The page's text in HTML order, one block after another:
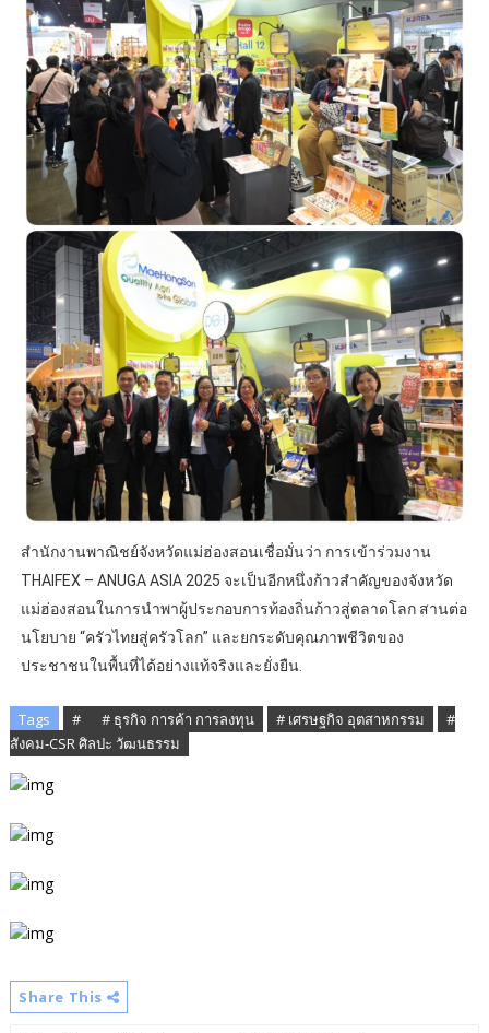
สำนักงานพาณิชย์จังหวัดแม่ฮ่องสอนเชื่อมั่นว่า การเข้าร่วมงาน
THAIFEX – ANUGA ASIA 2025 จะเป็นอีกหนึ่งก้าวสำคัญของจังหวัด
แม่ฮ่องสอนในการนำพาผู้ประกอบการท้องถิ่นก้าวสู่ตลาดโลก สานต่อ
นโยบาย “ครัวไทยสู่ครัวโลก” และยกระดับคุณภาพชีวิตของ
ประชาชนในพื้นที่ได้อย่างแท้จริงและยั่งยืน.
Tags # ​ # ธุรกิจ การค้า การลงทุน # เศรษฐกิจ อุตสาหกรรม
#
สังคม-CSR ศิลปะ วัฒนธรรม
Share This